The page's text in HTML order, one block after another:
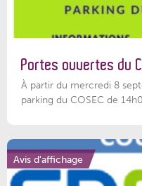
Portes ouvertes du
À partir du mercredi 8
parking du COSEC de
Avis d'affichage